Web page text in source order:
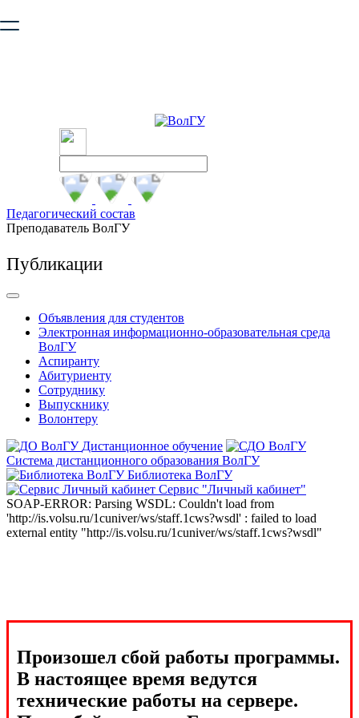
безопасную работу с сайтом. Пожалуйста
Педагогический состав
Преподаватель ВолГУ
Публикации
Объявления для студентов
Электронная информационно-образовательная среда
ВолГУ
Аспиранту
Абитуриенту
Сотруднику
Выпускнику
Волонтеру
Дистанционное обучение
Система дистанционного образования ВолГУ
Библиотека ВолГУ
Сервис "Личный кабинет"
SOAP-ERROR: Parsing WSDL: Couldn't load from
'http://is.volsu.ru/1cuniver/ws/staff.1cws?wsdl' : failed to load
external entity "http://is.volsu.ru/1cuniver/ws/staff.1cws?wsdl"
Произошел сбой работы программы.
В настоящее время ведутся
технические работы на сервере.